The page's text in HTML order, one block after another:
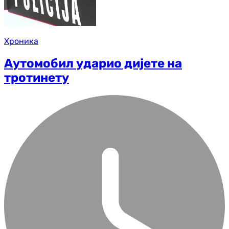
Хроника
Аутомобил ударио дијете на
тротинету